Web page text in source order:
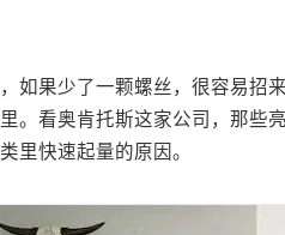
如果少了一颗螺丝，很容易
。看奥肯托斯这家公司，那
里快速起量的原因。